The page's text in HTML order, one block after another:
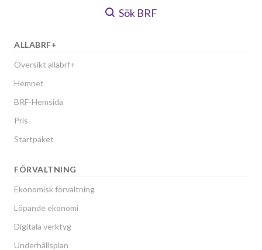
Sök BRF
ALLABRF+
Översikt allabrf+
Hemnet
BRF-Hemsida
Pris
Startpaket
FÖRVALTNING
Ekonomisk förvaltning
Löpande ekonomi
Digitala verktyg
Underhållsplan